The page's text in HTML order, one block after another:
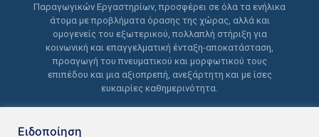
Παραγωγικών Εργαστηρίων, προσφέρει σε όλα τα ενήλικα
άτομα με προβλήματα όρασης της χώρας, αλλά και
ομογενείς του εξωτερικού, πολλαπλή στήριξη για
κοινωνική και επαγγελματική ένταξη-αποκατάσταση,
προαγωγή του πνευματικού και μορφωτικού τους
επιπέδου και μια αξιοπρεπή, ανεξάρτητη και με ίσες
ευκαιρίες καθημερινότητα.
Ειδοποίηση